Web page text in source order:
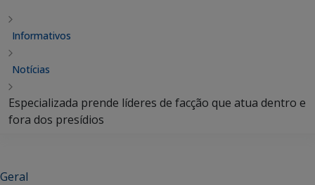
Informativos
Notícias
Especializada prende líderes de facção que atua dentro e
fora dos presídios
Geral